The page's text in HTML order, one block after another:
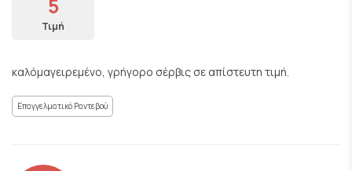
5
Τιμή
καλόμαγειρεμένο, γρήγορο σέρβις σε απίστευτη τιμή.
Επαγγελματικό Ραντεβού